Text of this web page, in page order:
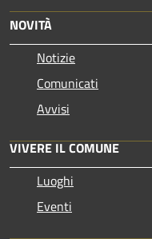
NOVITÀ
Notizie
Comunicati
Avvisi
VIVERE IL COMUNE
Luoghi
Eventi